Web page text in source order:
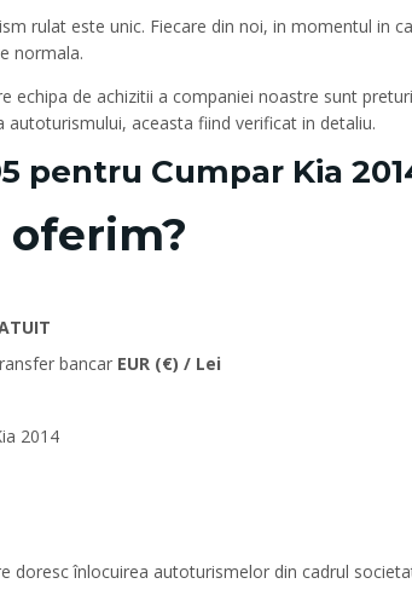
rulat este unic. Fiecare din noi, in momentul in
normala.
echipa de achizitii a companiei noastre sunt
aceasta fiind verificat in detaliu.
pentru Cumpar Kia
oferim?
bancar EUR (€) / Lei
2014
doresc înlocuirea autoturismelor din cadrul